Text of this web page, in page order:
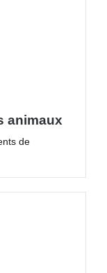
animaux
de